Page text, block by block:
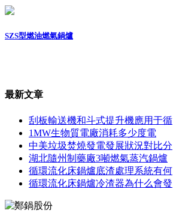
SZS型燃油燃氣鍋爐
最新文章
刮板輸送機和斗式提升機應用于循
1MW生物質電廠消耗多少度電
中美垃圾焚燒發電發展狀況對比分
湖北隨州制藥廠3噸燃氣蒸汽鍋爐
循環流化床鍋爐底渣處理系統有何
循環流化床鍋爐冷渣器為什么會發